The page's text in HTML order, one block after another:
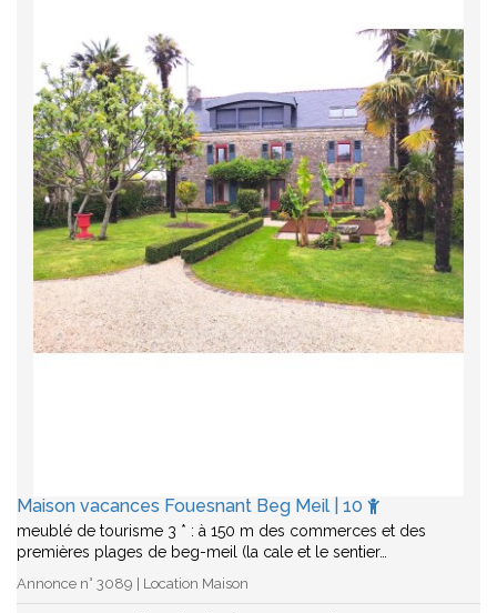
Maison vacances Fouesnant Beg Meil | 10
meublé de tourisme 3 * : à 150 m des commerces et des
premières plages de beg-meil (la cale et le sentier…
Annonce n° 3089 | Location Maison